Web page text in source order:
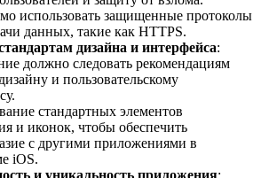
использовать защищенные протоколы
данных, такие как HTTPS.
дизайна и интерфейса:
должно следовать рекомендациям
и пользовательскому
стандартных элементов
и иконок, чтобы обеспечить
с другими приложениями в
iOS.